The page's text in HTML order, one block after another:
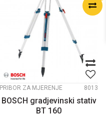
PRIBOR ZA MJERENJE 8013
BOSCH gradjevinski stativ
BT 160